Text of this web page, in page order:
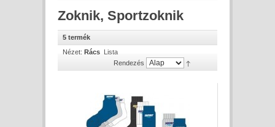
Zoknik, Sportzoknik
5 termék
Nézet: Rács Lista
Rendezés